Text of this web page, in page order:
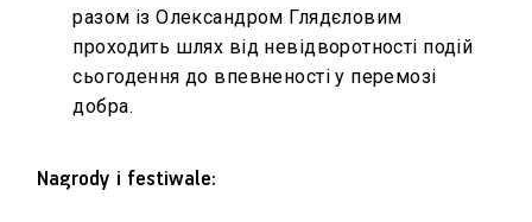
разом із Олександром Глядєловим
проходить шлях від невідворотності подій
сьогодення до впевненості у перемозі
добра.
Nagrody i festiwale: